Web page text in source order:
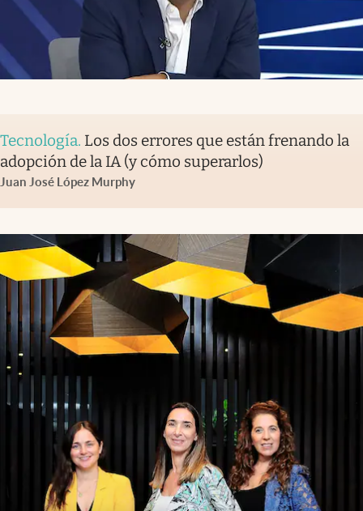
Tecnología. Los dos errores que están frenando la
adopción de la IA (y cómo superarlos)
Juan José López Murphy